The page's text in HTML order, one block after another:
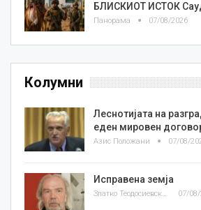
БЛИСКИОТ ИСТОК
Панорама 07/08/2026
Колумни
Леснотијата на
еден мировен
Азис Положани 07/08/
Исправена земја
Златко Теодосиевски 07/